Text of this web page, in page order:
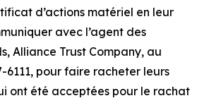
d’actions matériel en leur
avec l’agent des
Alliance Trust Company, au
6111, pour faire racheter leurs
ont été acceptées pour le rachat